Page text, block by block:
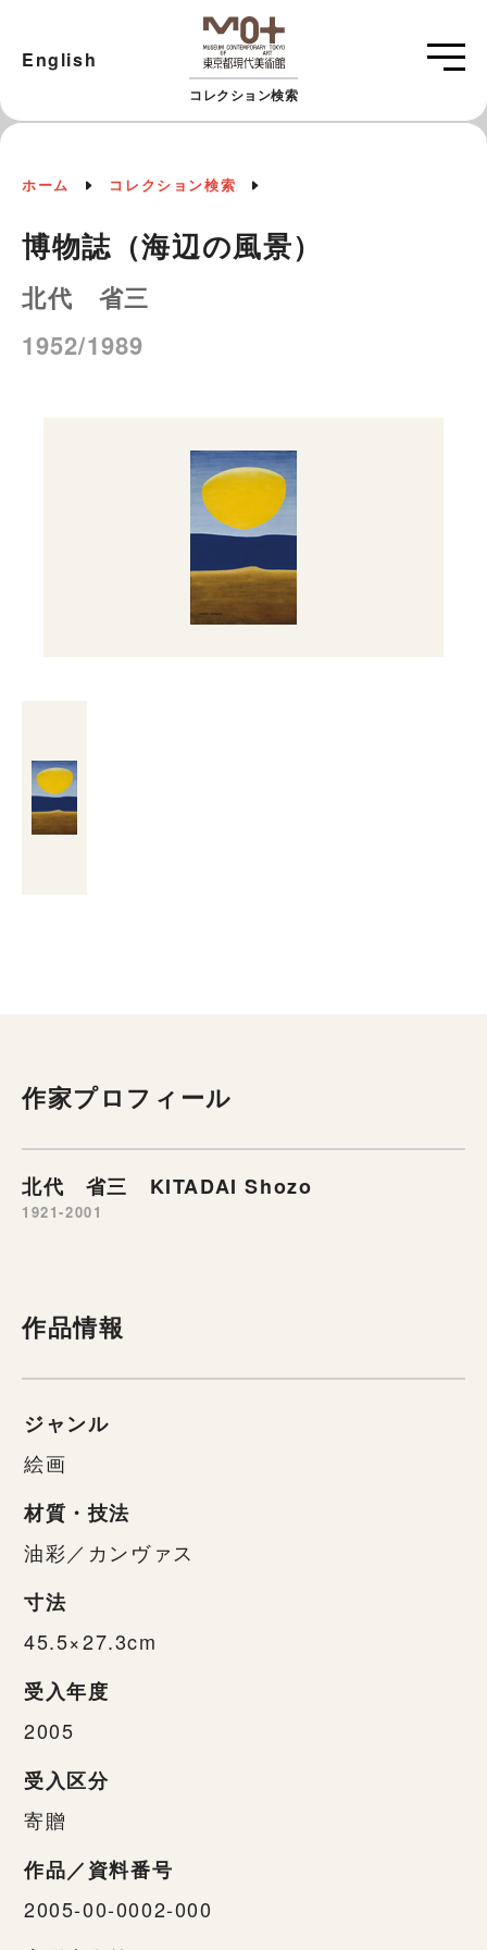
コレクション検索
English
ホーム コレクション検索
博物誌（海辺の風景）
北代 省三
1952/1989
作家プロフィール
北代 省三 KITADAI Shozo
1921-2001
作品情報
ジャンル
絵画
材質・技法
油彩／カンヴァス
寸法
45.5×27.3cm
受入年度
2005
受入区分
寄贈
作品／資料番号
2005-00-0002-000